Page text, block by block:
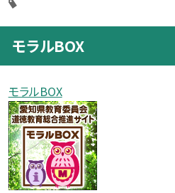
モラルBOX
モラルBOX